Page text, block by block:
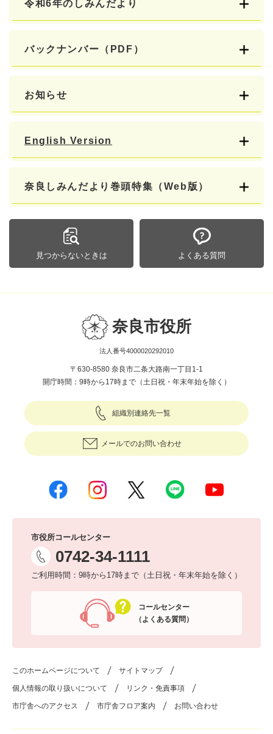
令和6年のしみんだより
バックナンバー（PDF）
お知らせ
English Version
奈良しみんだより巻頭特集（Web版）
見つからないときは よくある質問
奈良市役所
法人番号4000020292010
〒630-8580 奈良市二条大路南一丁目1-1
開庁時間：9時から17時まで（土日祝・年末年始を除く）
組織別連絡先一覧
メールでのお問い合わせ
市役所コールセンター
0742-34-1111
ご利用時間：9時から17時まで（土日祝・年末年始を除く）
コールセンター
（よくある質問）
このホームページについて サイトマップ
個人情報の取り扱いについて リンク・免責事項
市庁舎へのアクセス 市庁舎フロア案内 お問い合わせ